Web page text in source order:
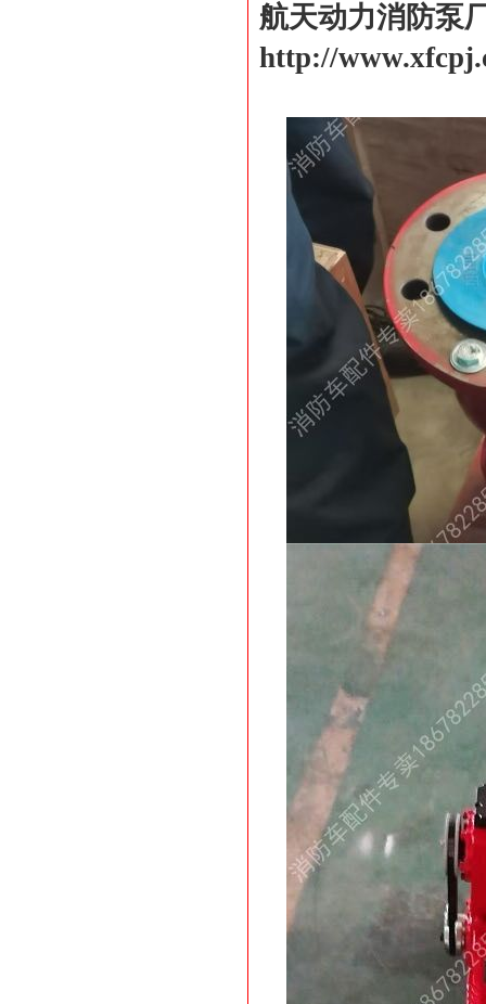
航天动力消防泵
http://